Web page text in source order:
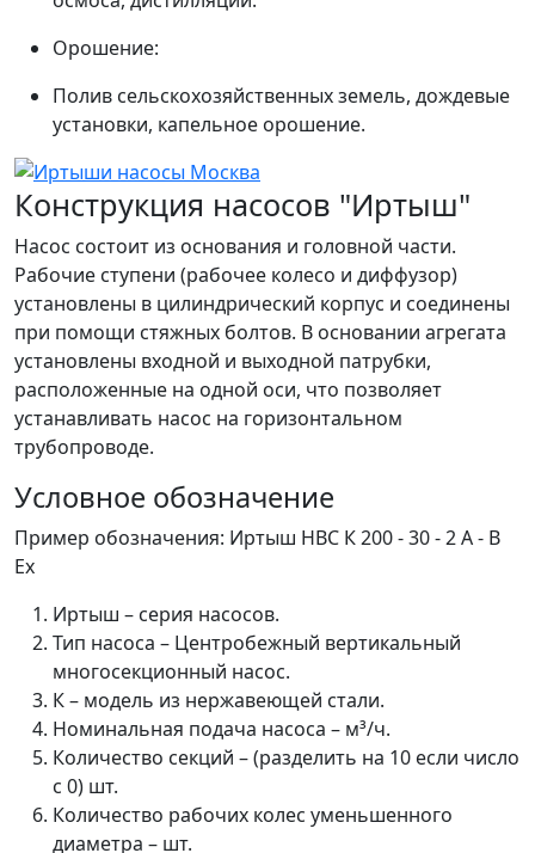
Орошение:
Полив сельскохозяйственных земель, дождевые
установки, капельное орошение.
Конструкция насосов "Иртыш"
Насос состоит из основания и головной части.
Рабочие ступени (рабочее колесо и диффузор)
установлены в цилиндрический корпус и соединены
при помощи стяжных болтов. В основании агрегата
установлены входной и выходной патрубки,
расположенные на одной оси, что позволяет
устанавливать насос на горизонтальном
трубопроводе.
Условное обозначение
Пример обозначения: Иртыш НВС К 200 - 30 - 2 А - В
Ех
Иртыш – серия насосов.
Тип насоса – Центробежный вертикальный
многосекционный насос.
К – модель из нержавеющей стали.
Номинальная подача насоса – м³/ч.
Количество секций – (разделить на 10 если число
с 0) шт.
Количество рабочих колес уменьшенного
диаметра – шт.